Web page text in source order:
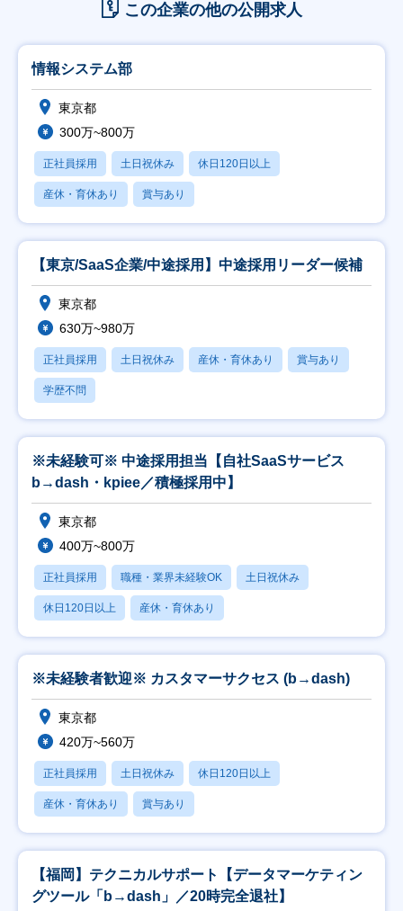
この企業の他の公開求人
情報システム部
東京都
300万~800万
正社員採用 土日祝休み 休日120日以上
産休・育休あり 賞与あり
【東京/SaaS企業/中途採用】中途採用リーダー候補
東京都
630万~980万
正社員採用 土日祝休み 産休・育休あり 賞与あり
学歴不問
※未経験可※ 中途採用担当【自社SaaSサービス
b→dash・kpiee／積極採用中】
東京都
400万~800万
正社員採用 職種・業界未経験OK 土日祝休み
休日120日以上 産休・育休あり
※未経験者歓迎※ カスタマーサクセス (b→dash)
東京都
420万~560万
正社員採用 土日祝休み 休日120日以上
産休・育休あり 賞与あり
【福岡】テクニカルサポート【データマーケティン
グツール「b→dash」／20時完全退社】